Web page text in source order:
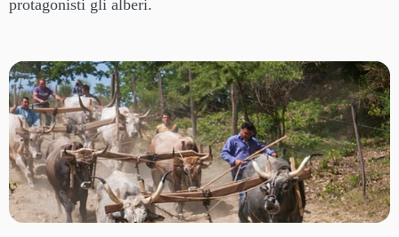
protagonisti gli alberi.